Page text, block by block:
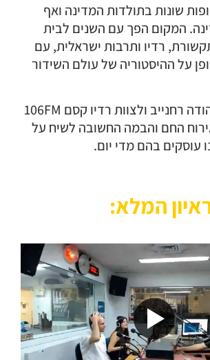
שונות בתולדות המדינה ואף
המקום הפך עם השנים לבית
רדיו ותרבות ישראלית, עם
על ההיסטוריה של עולם השידור
אנחנו מודים ליהודה רחנייב ולצוות רדיו קסם 106FM
החם והבמה החשובה לשיח על
עוסקים בהם מדי יום.
המלא: